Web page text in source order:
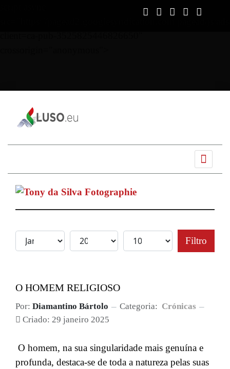
Filtro
O HOMEM RELIGIOSO
Por: Diamantino Bártolo Categoria: Crónicas
Criado: 29 janeiro 2025
O homem, na sua singularidade mais genuína e
profunda, destaca-se de toda a natureza pelas suas